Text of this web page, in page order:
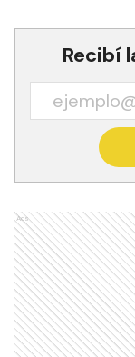
Recibí
Ads